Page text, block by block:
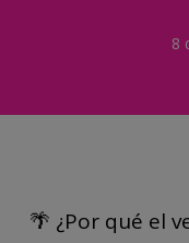
8
🌴 ¿Por qué el